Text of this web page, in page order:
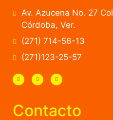
Av. Azucena No. 27
Córdoba, Ver.
(271) 714-56-13
(271)123-25-57
Contacto